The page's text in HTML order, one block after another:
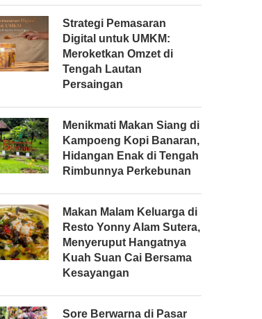
Strategi Pemasaran
Digital untuk UMKM:
Meroketkan Omzet di
Tengah Lautan
Persaingan
Menikmati Makan Siang di
Kampoeng Kopi Banaran,
Hidangan Enak di Tengah
Rimbunnya Perkebunan
Makan Malam Keluarga di
Resto Yonny Alam Sutera,
Menyeruput Hangatnya
Kuah Suan Cai Bersama
Kesayangan
Sore Berwarna di Pasar